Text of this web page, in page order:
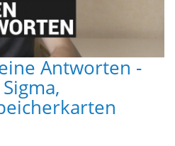
Antworten -